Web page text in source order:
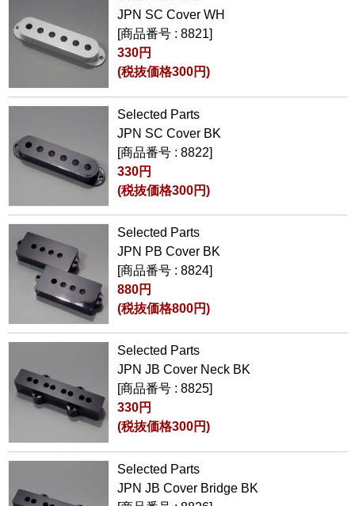
JPN SC Cover WH
[商品番号 : 8821]
330円
(税抜価格300円)
Selected Parts
JPN SC Cover BK
[商品番号 : 8822]
330円
(税抜価格300円)
Selected Parts
JPN PB Cover BK
[商品番号 : 8824]
880円
(税抜価格800円)
Selected Parts
JPN JB Cover Neck BK
[商品番号 : 8825]
330円
(税抜価格300円)
Selected Parts
JPN JB Cover Bridge BK